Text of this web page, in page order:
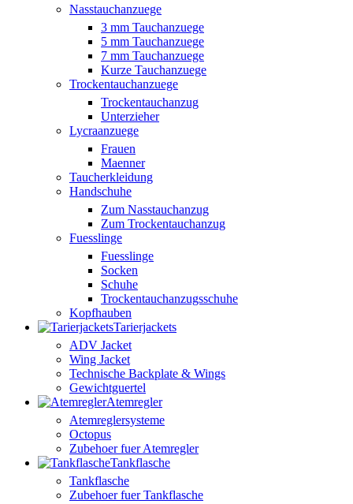
Nasstauchanzuege
3 mm Tauchanzuege
5 mm Tauchanzuege
7 mm Tauchanzuege
Kurze Tauchanzuege
Trockentauchanzuege
Trockentauchanzug
Unterzieher
Lycraanzuege
Frauen
Maenner
Taucherkleidung
Handschuhe
Zum Nasstauchanzug
Zum Trockentauchanzug
Fuesslinge
Fuesslinge
Socken
Schuhe
Trockentauchanzugsschuhe
Kopfhauben
Tarierjackets
ADV Jacket
Wing Jacket
Technische Backplate & Wings
Gewichtguertel
Atemregler
Atemreglersysteme
Octopus
Zubehoer fuer Atemregler
Tankflasche
Tankflasche
Zubehoer fuer Tankflasche